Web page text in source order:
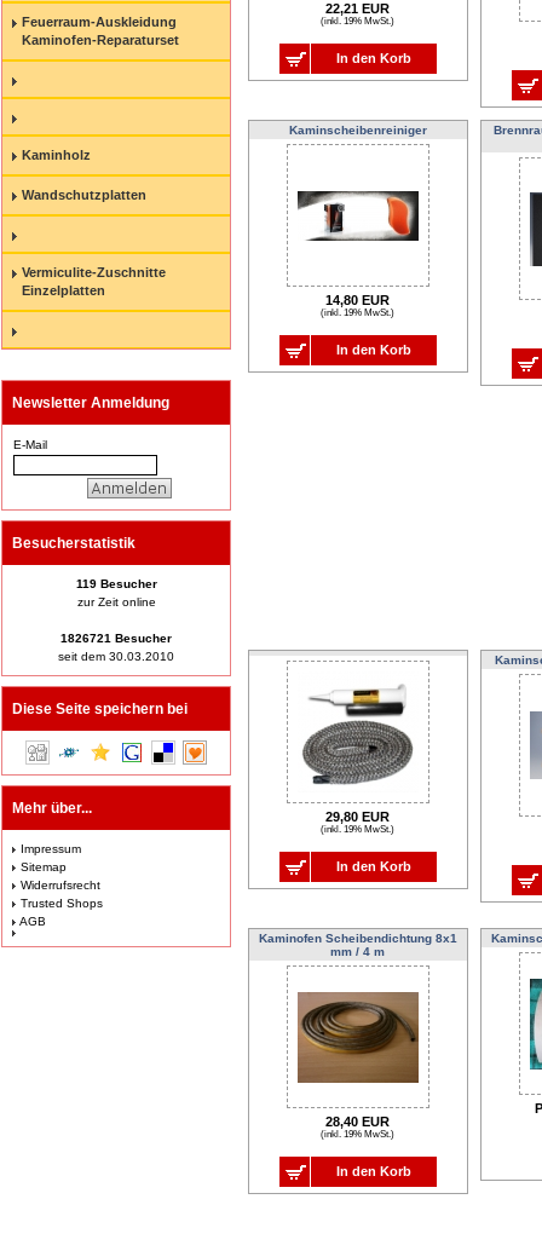
Feuerraum-Auskleidung
Kaminofen-Reparaturset
Kaminholz
Wandschutzplatten
Vermiculite-Zuschnitte
Einzelplatten
Newsletter Anmeldung
E-Mail
Besucherstatistik
119 Besucher
zur Zeit online
1826721 Besucher
seit dem 30.03.2010
Diese Seite speichern bei
Mehr über...
Impressum
Sitemap
Widerrufsrecht
Trusted Shops
AGB
22,21 EUR
(inkl. 19% MwSt.)
In den Korb
Kaminscheibenreiniger
14,80 EUR
(inkl. 19% MwSt.)
In den Korb
29,80 EUR
(inkl. 19% MwSt.)
In den Korb
Kaminofen Scheibendichtung 8x1
mm / 4 m
28,40 EUR
(inkl. 19% MwSt.)
In den Korb